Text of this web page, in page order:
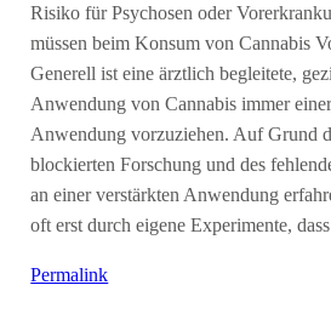
Risiko für Psychosen oder
müssen beim Konsum von Cannabis
Generell ist eine ärztlich begleitete,
Anwendung von Cannabis immer
Anwendung vorzuziehen. Auf Grund
blockierten Forschung und des
an einer verstärkten Anwendung
oft erst durch eigene Experimente,
Permalink